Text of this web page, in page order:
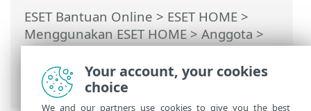
ESET Bantuan Online > ESET HOME >
Menggunakan ESET HOME>Anggota>
Fitur ESET ditetapkan ke anggota>Anti-
Theft>Perangkat yang dilindungi oleh
Anti-Theft > Optimasi
Your account, your cookies
choice
We and our partners use cookies to give you the best